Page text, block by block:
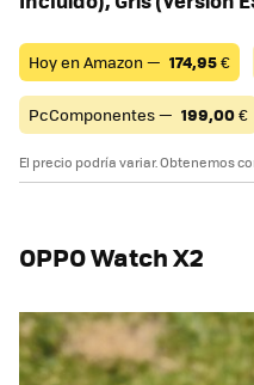
Hoy en Amazon — 174,95€
PcComponentes — 199,00€
El precio podría variar. Obtenemos
OPPO Watch X2